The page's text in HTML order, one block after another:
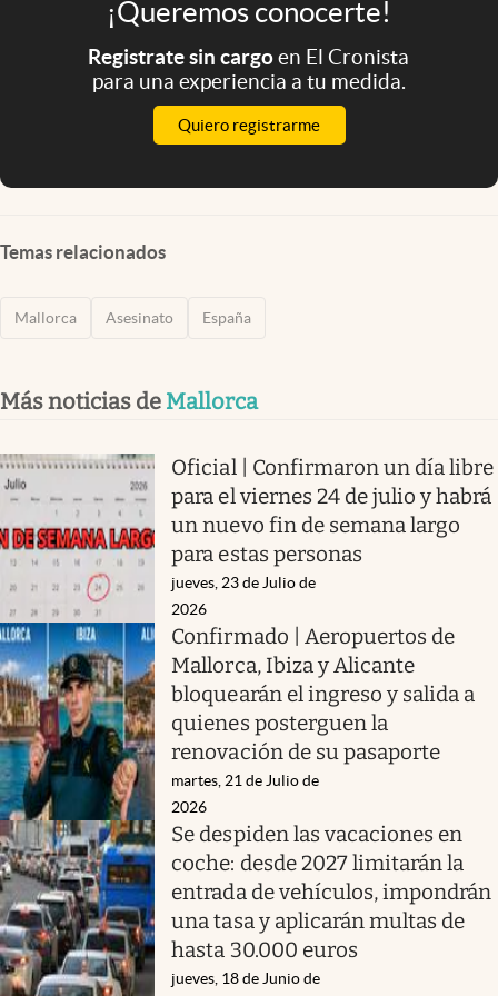
¡Queremos conocerte!
Registrate sin cargoen El Cronista
para una experiencia a tu medida.
Quiero registrarme
Temas relacionados
Mallorca Asesinato España
Más noticias de Mallorca
Oficial | Confirmaron un día libre
para el viernes 24 de julio y habrá
un nuevo fin de semana largo
para estas personas
jueves, 23 de Julio de
2026
Confirmado | Aeropuertos de
Mallorca, Ibiza y Alicante
bloquearán el ingreso y salida a
quienes posterguen la
renovación de su pasaporte
martes, 21 de Julio de
2026
Se despiden las vacaciones en
coche: desde 2027 limitarán la
entrada de vehículos, impondrán
una tasa y aplicarán multas de
hasta 30.000 euros
jueves, 18 de Junio de